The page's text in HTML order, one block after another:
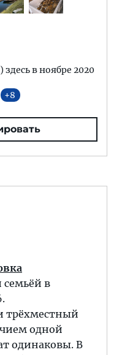
здесь в ноябре 2020
8
семьёй в
трёхместный
одной
одинаковы. В